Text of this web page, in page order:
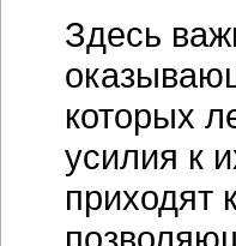
Здесь
которых
усилия к
приходят